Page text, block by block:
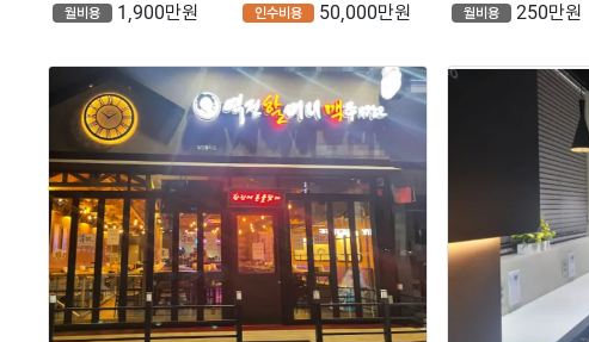
월비용 1,900만원 인수비용 50,000만원 월비용 250만원